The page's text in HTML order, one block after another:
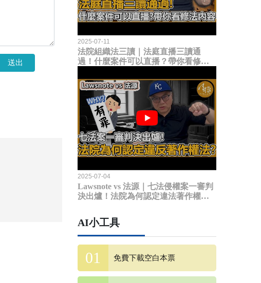
送出
2025-07-11
法院組織法三讀｜法庭直播三讀通
過！什麼案件可以直播？帶你看修法
2025-07-04
Lawsnote vs 法源｜七法侵權案一審判
決出爐！法院為何認定違法著作權
AI小工具
免費下載空白本票